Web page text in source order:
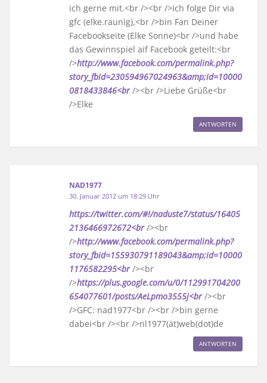
ich gerne mit.<br /><br />Ich folge Dir via
gfc (elke.raunig),<br />bin Fan Deiner
Facebookseite (Elke Sonne)<br />und habe
das Gewinnspiel aif Facebook geteilt:<br
/>http://www.facebook.com/permalink.php?
story_fbid=230594967024963&amp;id=10000
0818433846<br/><br />Liebe Grüße<br
/>Elke
ANTWORTEN
NAD1977
30. Januar 2012 um 18:29 Uhr
https://twitter.com/#!/naduste7/status/16405
2136466972672<br/><br
/>http://www.facebook.com/permalink.php?
story_fbid=155930791189043&amp;id=10000
1176582295<br/><br
/>https://plus.google.com/u/0/112991704200
654077601/posts/AeLpmo3555j<br/><br
/>GFC: nad1977<br /><br />bin gerne
dabei<br /><br />nl1977(ät)web(dot)de
ANTWORTEN